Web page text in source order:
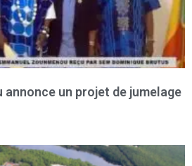
annonce un projet de jumelage